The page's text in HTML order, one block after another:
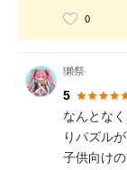
0
獺祭
5
なんとな
りパズル
子供向け